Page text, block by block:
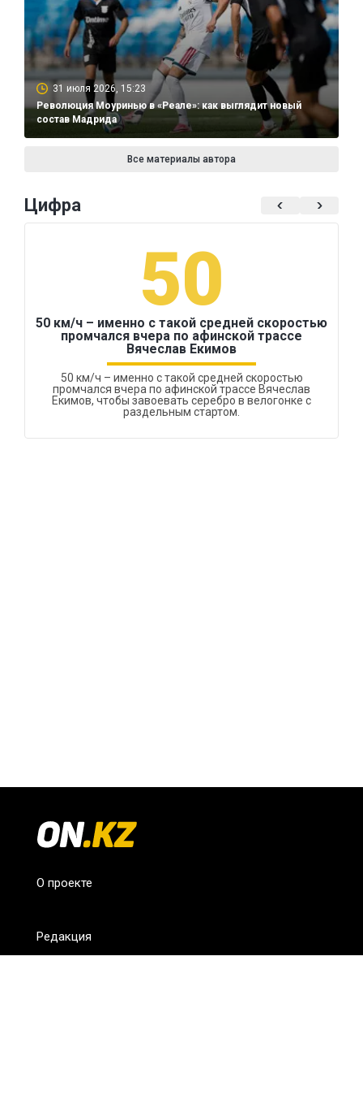
31 июля 2026, 15:23
Революция Моуринью в «Реале»: как выглядит новый
состав Мадрида
Все материалы автора
Цифра
50
50 км/ч – именно с такой средней скоростью
промчался вчера по афинской трассе
Вячеслав Екимов
50 км/ч – именно с такой средней скоростью
промчался вчера по афинской трассе Вячеслав
Екимов, чтобы завоевать серебро в велогонке с
раздельным стартом.
О проекте
Редакция